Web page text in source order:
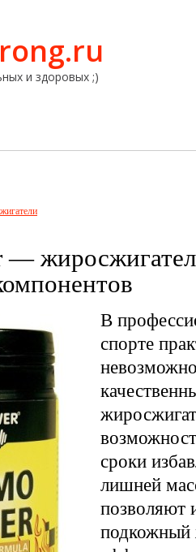
и здоровых ;)
—
В
спорте
сроки
лишней
позволяют
подкожный